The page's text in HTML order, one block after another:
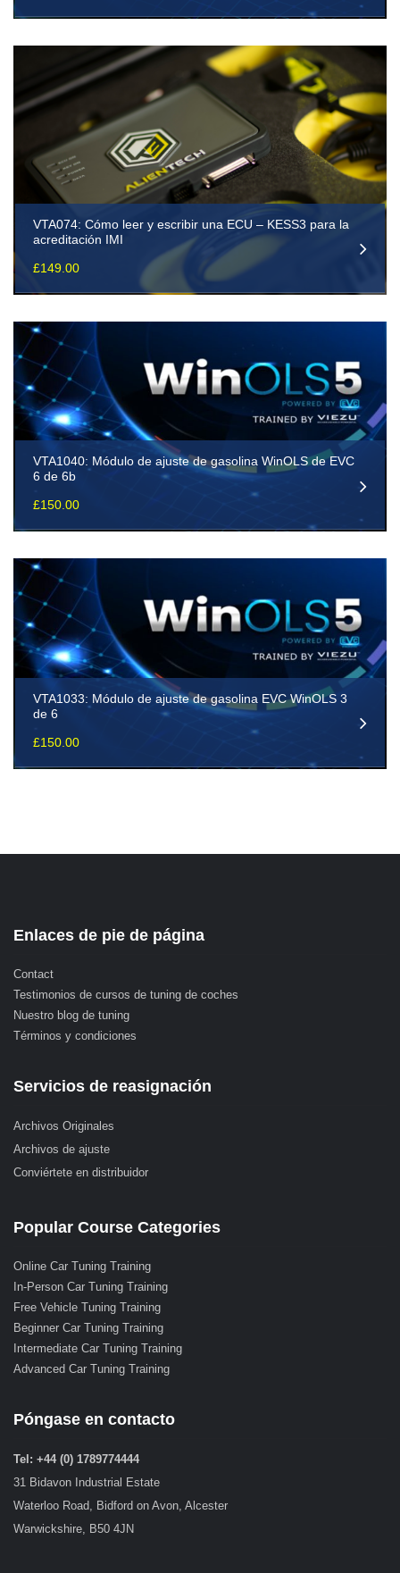
VTA074: Cómo leer y escribir una ECU – KESS3 para la
acreditación IMI
£149.00
VTA1040: Módulo de ajuste de gasolina WinOLS de EVC
6 de 6b
£150.00
VTA1033: Módulo de ajuste de gasolina EVC WinOLS 3
de 6
£150.00
Enlaces de pie de página
Contact
Testimonios de cursos de tuning de coches
Nuestro blog de tuning
Términos y condiciones
Servicios de reasignación
Archivos Originales
Archivos de ajuste
Conviértete en distribuidor
Popular Course Categories
Online Car Tuning Training
In-Person Car Tuning Training
Free Vehicle Tuning Training
Beginner Car Tuning Training
Intermediate Car Tuning Training
Advanced Car Tuning Training
Póngase en contacto
Tel: +44 (0) 1789774444
31 Bidavon Industrial Estate
Waterloo Road, Bidford on Avon, Alcester
Warwickshire, B50 4JN